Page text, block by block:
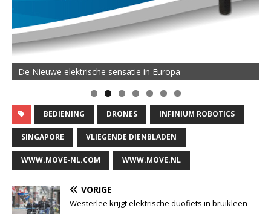
De Nieuwe elektrische sensatie in Europa
BEDIENING DRONES INFINIUM ROBOTICS
SINGAPORE VLIEGENDE DIENBLADEN
WWW.MOVE-NL.COM WWW.MOVE.NL
VORIGE
Westerlee krijgt elektrische duofiets in bruikleen